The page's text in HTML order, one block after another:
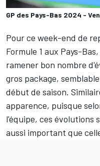
GP des Pays-Bas 2024 -
Pour ce week-end de
Formule 1 aux Pays-Bas,
ramener bon nombre
gros package,
début de saison.
apparence, puisque
l'équipe, ces évolutions
aussi important que